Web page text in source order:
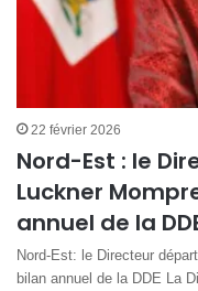
22 février 2026
Nord-Est : le
Luckner
annuel de la
Nord-Est: le Directeur
bilan annuel de la DDE La